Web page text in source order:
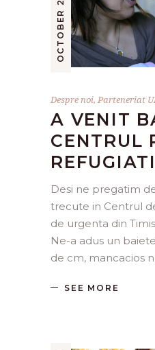
Despre noi, Parteneriat
A VENIT
CENTRUL
REFUGIATI
Desi ne pregatim
trecute in Centrul
de urgenta din
Ne-a adus un
de cm, mancacios
SEE MORE